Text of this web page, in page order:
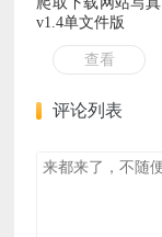
v1.4单文件版
查看
评论列表